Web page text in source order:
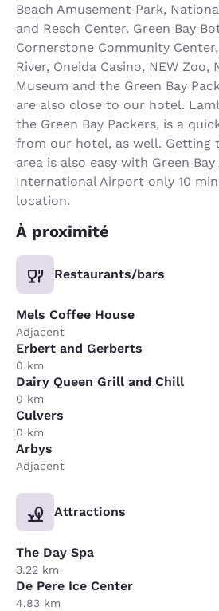
Beach Amusement Park,
and Resch Center. Green Bay
Cornerstone Community
River, Oneida Casino, NEW Zoo,
Museum and the Green Bay
are also close to our hotel.
the Green Bay Packers, is a
from our hotel, as well. Getting
area is also easy with Green
International Airport only 10
location.
À proximité
Restaurants/bars
Mels Coffee House
Adjacent
Erbert and Gerberts
0 km
Dairy Queen Grill and Chill
0 km
Culvers
0 km
Arbys
Adjacent
Attractions
The Day Spa
3.22 km
De Pere Ice Center
4.83 km